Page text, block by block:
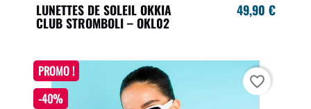
LUNETTES DE SOLEIL OKKIA
CLUB STROMBOLI – OKL02
49,90 €
PROMO !
-40%
favorite_border